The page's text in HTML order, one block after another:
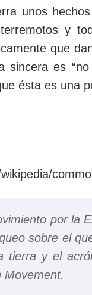
unos
y
que
sincera es
ésta es una
por la
sobre el
tierra y el
Movement.